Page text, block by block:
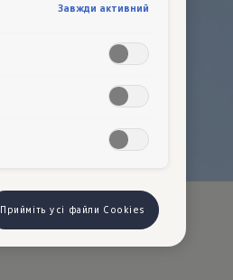
Завжди активний
Прийміть усі файли Cookies